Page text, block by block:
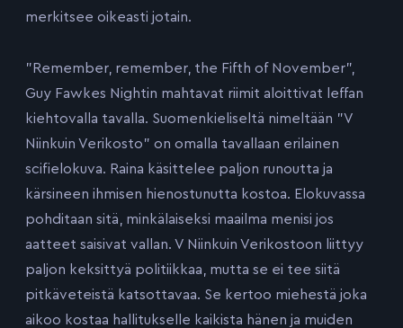
merkitsee oikeasti jotain.
”Remember, remember, the Fifth of November”,
Guy Fawkes Nightin mahtavat riimit aloittivat leffan
kiehtovalla tavalla. Suomenkieliseltä nimeltään ”V
Niinkuin Verikosto” on omalla tavallaan erilainen
scifielokuva. Raina käsittelee paljon runoutta ja
kärsineen ihmisen hienostunutta kostoa. Elokuvassa
pohditaan sitä, minkälaiseksi maailma menisi jos
aatteet saisivat vallan. V Niinkuin Verikostoon liittyy
paljon keksittyä politiikkaa, mutta se ei tee siitä
pitkäveteistä katsottavaa. Se kertoo miehestä joka
aikoo kostaa hallitukselle kaikista hänen ja muiden